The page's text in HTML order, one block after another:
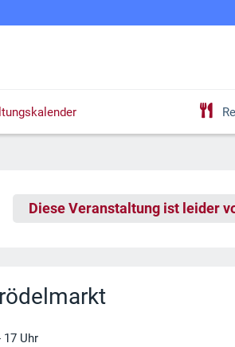
Diese Veranstaltung ist leider
17 Uhr